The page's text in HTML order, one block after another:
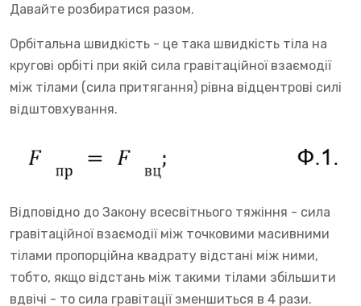
Давайте розбиратися разом.
Орбітальна швидкість - це така швидкість тіла на
кругові орбіті при якій сила гравітаційної взаємодії
між тілами (сила притягання) рівна відцентрові силі
відштовхування.
Відповідно до Закону всесвітнього тяжіння - сила
гравітаційної взаємодії між точковими масивними
тілами пропорційна квадрату відстані між ними,
тобто, якщо відстань між такими тілами збільшити
вдвічі - то сила гравітації зменшиться в 4 рази.